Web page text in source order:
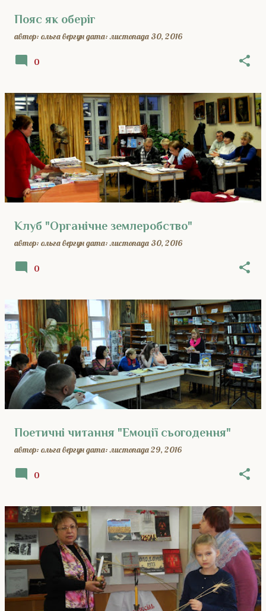
Пояс як оберіг
автор: ольга вергундата:листопада 30, 2016
0
Клуб "Органічне землеробство"
автор: ольга вергундата:листопада 30, 2016
0
Поетичні читання "Емоції сьогодення"
автор: ольга вергундата:листопада 29, 2016
0